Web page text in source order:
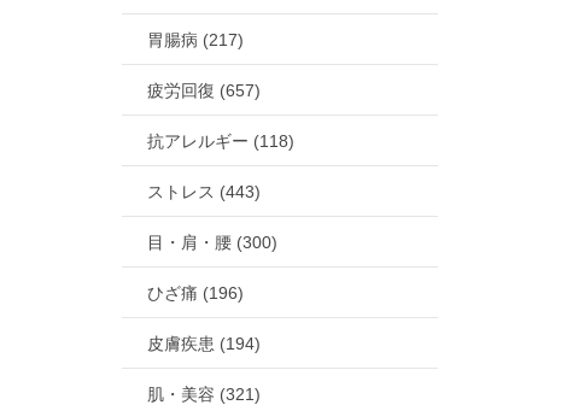
胃腸病 (217)
疲労回復 (657)
抗アレルギー (118)
ストレス (443)
目・肩・腰 (300)
ひざ痛 (196)
皮膚疾患 (194)
肌・美容 (321)